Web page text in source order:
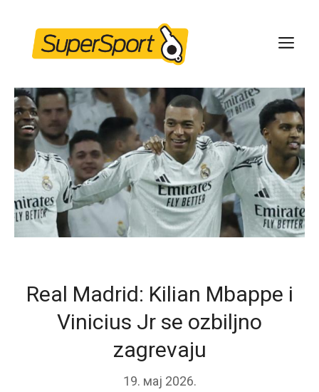
content
Real Madrid: Kilian Mbappe i
Vinicius Jr se ozbiljno
zagrevaju
19. мај 2026.